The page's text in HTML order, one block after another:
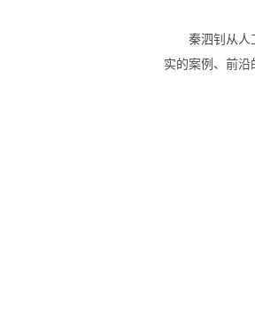
秦泗钊从人
实的案例、前